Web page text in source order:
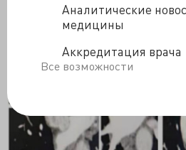
Аналитические
медицины
Аккредитация врача
Все возможности